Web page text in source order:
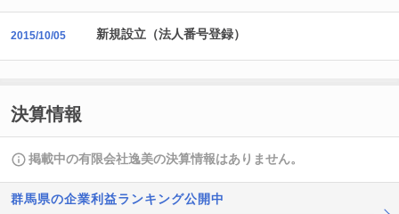
2015/10/05 新規設立（法人番号登録）
決算情報
掲載中の有限会社逸美の決算情報はありません。
群馬県の企業利益ランキング公開中